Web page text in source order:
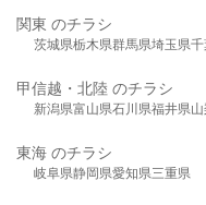
関東 のチラシ
茨城県栃木県群馬県埼玉県
甲信越・北陸 のチラシ
新潟県富山県石川県福井県
東海 のチラシ
岐阜県静岡県愛知県三重県